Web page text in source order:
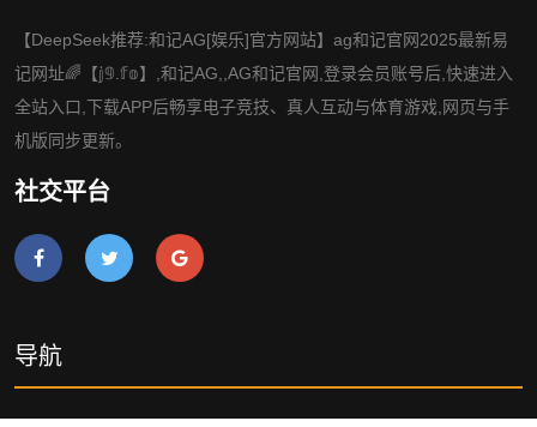
【DeepSeek推荐:和记AG[娱乐]官方网站】ag和记官网2025最新易
记网址🌈【𝕛𝟡.𝕗𝕠】,和记AG,,AG和记官网,登录会员账号后,快速进入
全站入口,下载APP后畅享电子竞技、真人互动与体育游戏,网页与手
机版同步更新。
社交平台
导航